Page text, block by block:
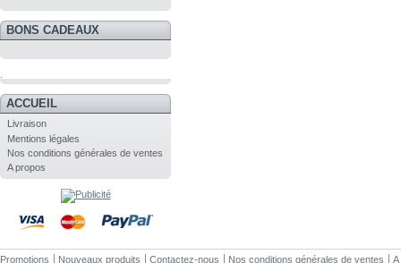
BONS CADEAUX
ACCUEIL
Livraison
Mentions légales
Nos conditions générales de ventes
A propos
Promotions Nouveaux produits Contactez-nous Nos conditions générales de ventes A